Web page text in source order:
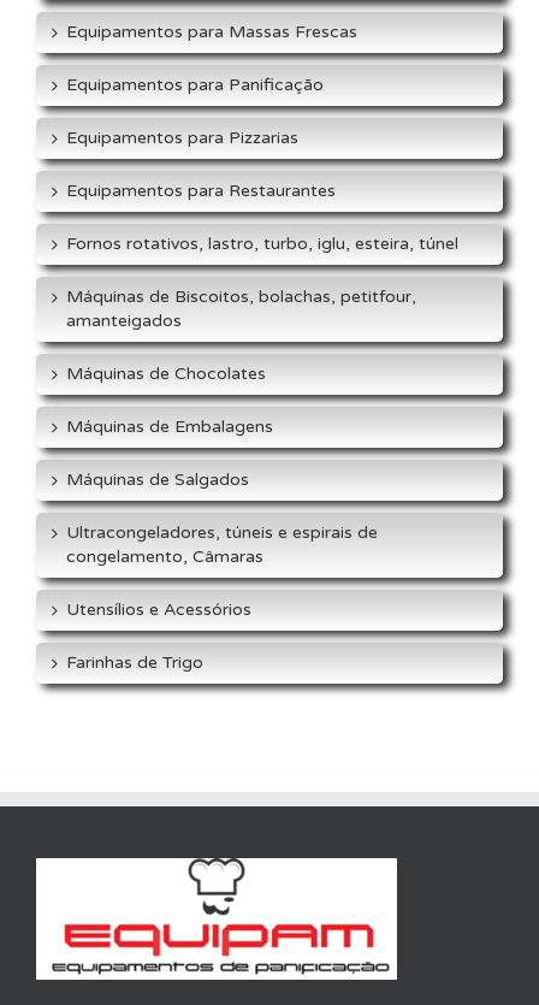
Equipamentos para Massas Frescas
Equipamentos para Panificação
Equipamentos para Pizzarias
Equipamentos para Restaurantes
Fornos rotativos, lastro, turbo, iglu, esteira, túnel
Máquinas de Biscoitos, bolachas, petitfour,
amanteigados
Máquinas de Chocolates
Máquinas de Embalagens
Máquinas de Salgados
Ultracongeladores, túneis e espirais de
congelamento, Câmaras
Utensílios e Acessórios
Farinhas de Trigo